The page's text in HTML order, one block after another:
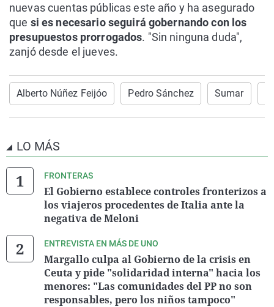
nuevas cuentas públicas este año y ha asegurado
que si es necesario seguirá gobernando con los
presupuestos prorrogados. "Sin ninguna duda",
zanjó desde el jueves.
Alberto Núñez Feijóo Pedro Sánchez Sumar
LO MÁS
FRONTERAS
El Gobierno establece controles fronterizos a
los viajeros procedentes de Italia ante la
negativa de Meloni
ENTREVISTA EN MÁS DE UNO
Margallo culpa al Gobierno de la crisis en
Ceuta y pide "solidaridad interna" hacia los
menores: "Las comunidades del PP no son
responsables, pero los niños tampoco"